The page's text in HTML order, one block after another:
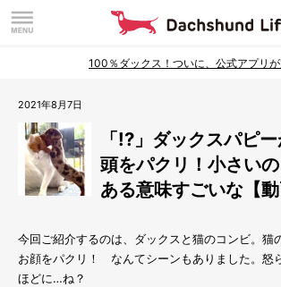
100％ダックス！ついに、公式アプリが
2021年8月7日
「!?」ダックスパピ
頭をパクリ！小さい
ある意味すごいな【動
今回ご紹介するのは、ダックスと猫のコンビ。猫
お顔をパクリ！ なんてシーンもありました。怒
ほどに…ね？